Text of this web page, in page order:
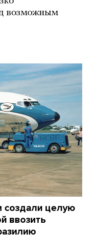
возможным
создали целую
ввозить